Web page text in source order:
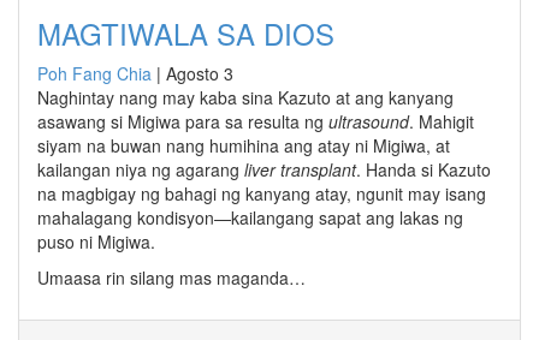
MAGTIWALA SA DIOS
Poh Fang Chia | Agosto 3
Naghintay nang may kaba sina Kazuto at ang kanyang
asawang si Migiwa para sa resulta ng ultrasound. Mahigit
siyam na buwan nang humihina ang atay ni Migiwa, at
kailangan niya ng agarang liver transplant. Handa si Kazuto
na magbigay ng bahagi ng kanyang atay, ngunit may isang
mahalagang kondisyon—kailangang sapat ang lakas ng
puso ni Migiwa.
Umaasa rin silang mas maganda…